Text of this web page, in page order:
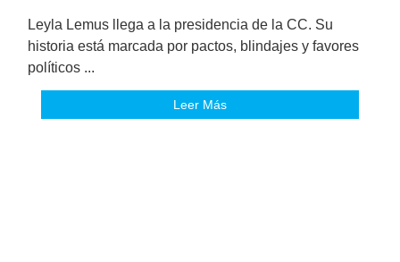
Leyla Lemus llega a la presidencia de la CC. Su
historia está marcada por pactos, blindajes y favores
políticos ...
Leer Más